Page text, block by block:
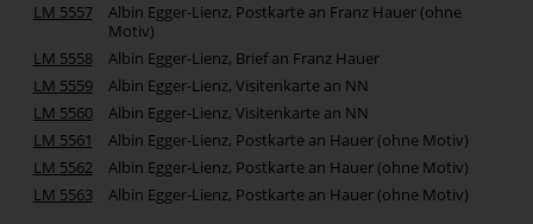
LM 5557
Albin Egger-Lienz, Postkarte an Franz Hauer (ohne
Motiv)
LM 5558
Albin Egger-Lienz, Brief an Franz Hauer
LM 5559
Albin Egger-Lienz, Visitenkarte an NN
LM 5560
Albin Egger-Lienz, Visitenkarte an NN
LM 5561
Albin Egger-Lienz, Postkarte an Hauer (ohne Motiv)
LM 5562
Albin Egger-Lienz, Postkarte an Hauer (ohne Motiv)
LM 5563
Albin Egger-Lienz, Postkarte an Hauer (ohne Motiv)